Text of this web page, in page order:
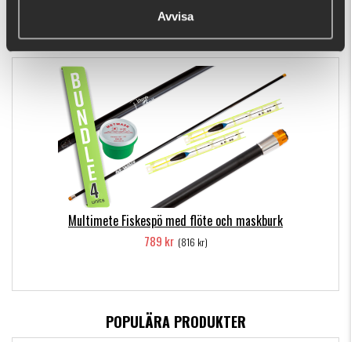
Avvisa
DU TITTADE NYLIGEN PÅ
Multimete Fiskespö med flöte och maskburk
789 kr (816 kr)
POPULÄRA PRODUKTER